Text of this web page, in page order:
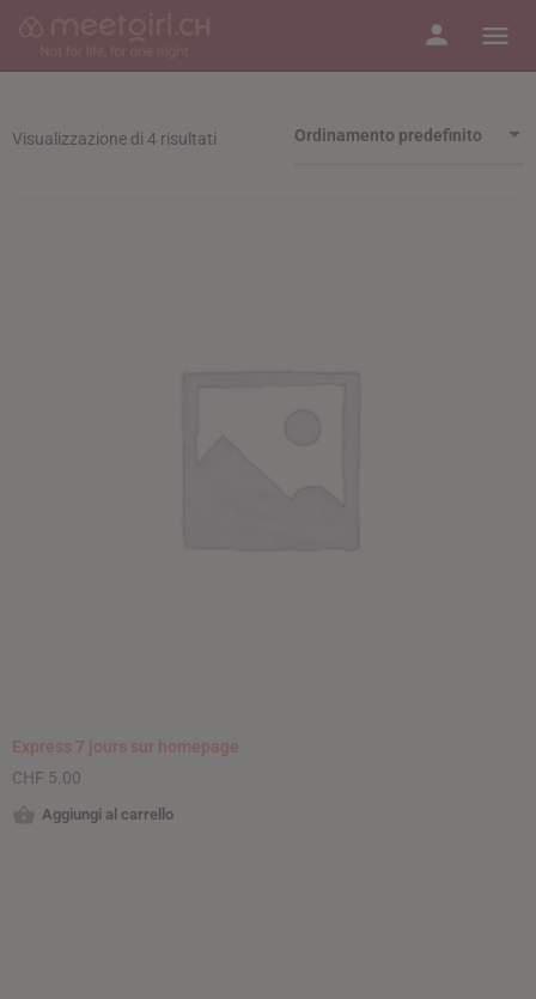
Visualizzazione di 4 risultati Ordinamento predefinito
Express 7 jours sur homepage
CHF 5.00
Aggiungi al carrello